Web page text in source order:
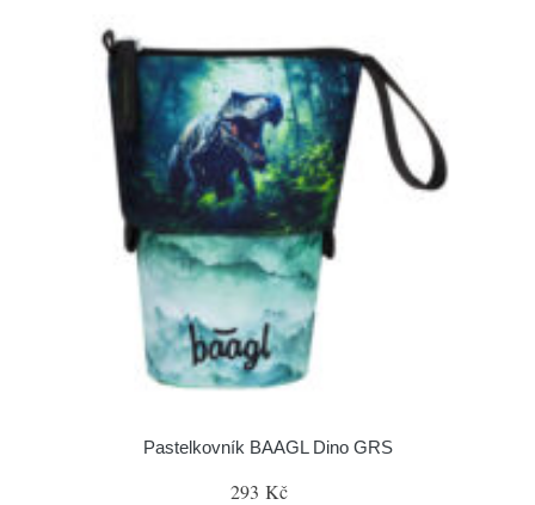
Pastelkovník BAAGL Dino GRS
293 Kč